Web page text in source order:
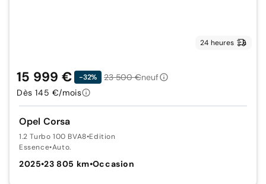
24 heures
Opel Corsa
1.2 Turbo 100 BVA8•Edition
Essence•Auto.
2025•23 805 km•Occasion
15 999 € -32% 23 500 €neuf
Dès 145 €/mois